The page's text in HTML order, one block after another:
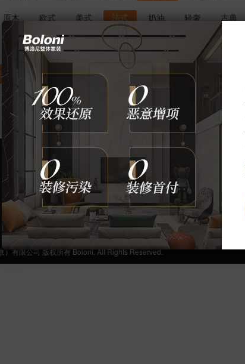
原木 欧式 美式 法式 奶油 轻奢 古典
卧室 厨房 庭院 儿童房
排序
量房设计
在线咨询
网络申请
咨询我们
400-6868-692
周一至周日 24小时免费服务热线
有限公司 版权所有 Boloni. All Rights Reserved.